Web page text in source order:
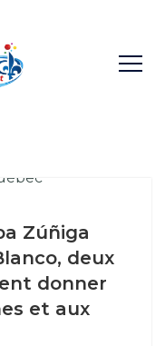
Zúñiga
deux
donner
et aux